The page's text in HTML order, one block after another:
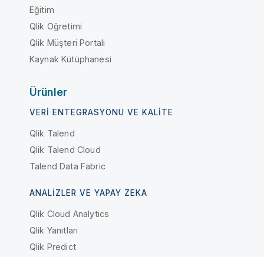
Eğitim
Qlik Öğretimi
Qlik Müşteri Portalı
Kaynak Kütüphanesi
Ürünler
VERI ENTEGRASYONU VE KALITE
Qlik Talend
Qlik Talend Cloud
Talend Data Fabric
ANALIZLER VE YAPAY ZEKA
Qlik Cloud Analytics
Qlik Yanıtları
Qlik Predict